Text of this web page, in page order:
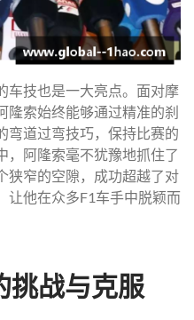
车技也是一大亮点。面对摩
隆索始终能够通过精准的刹
弯道过弯技巧，保持比赛的
，阿隆索毫不犹豫地抓住了
狭窄的空隙，成功超越了对
让他在众多F1车手中脱颖而
挑战与克服